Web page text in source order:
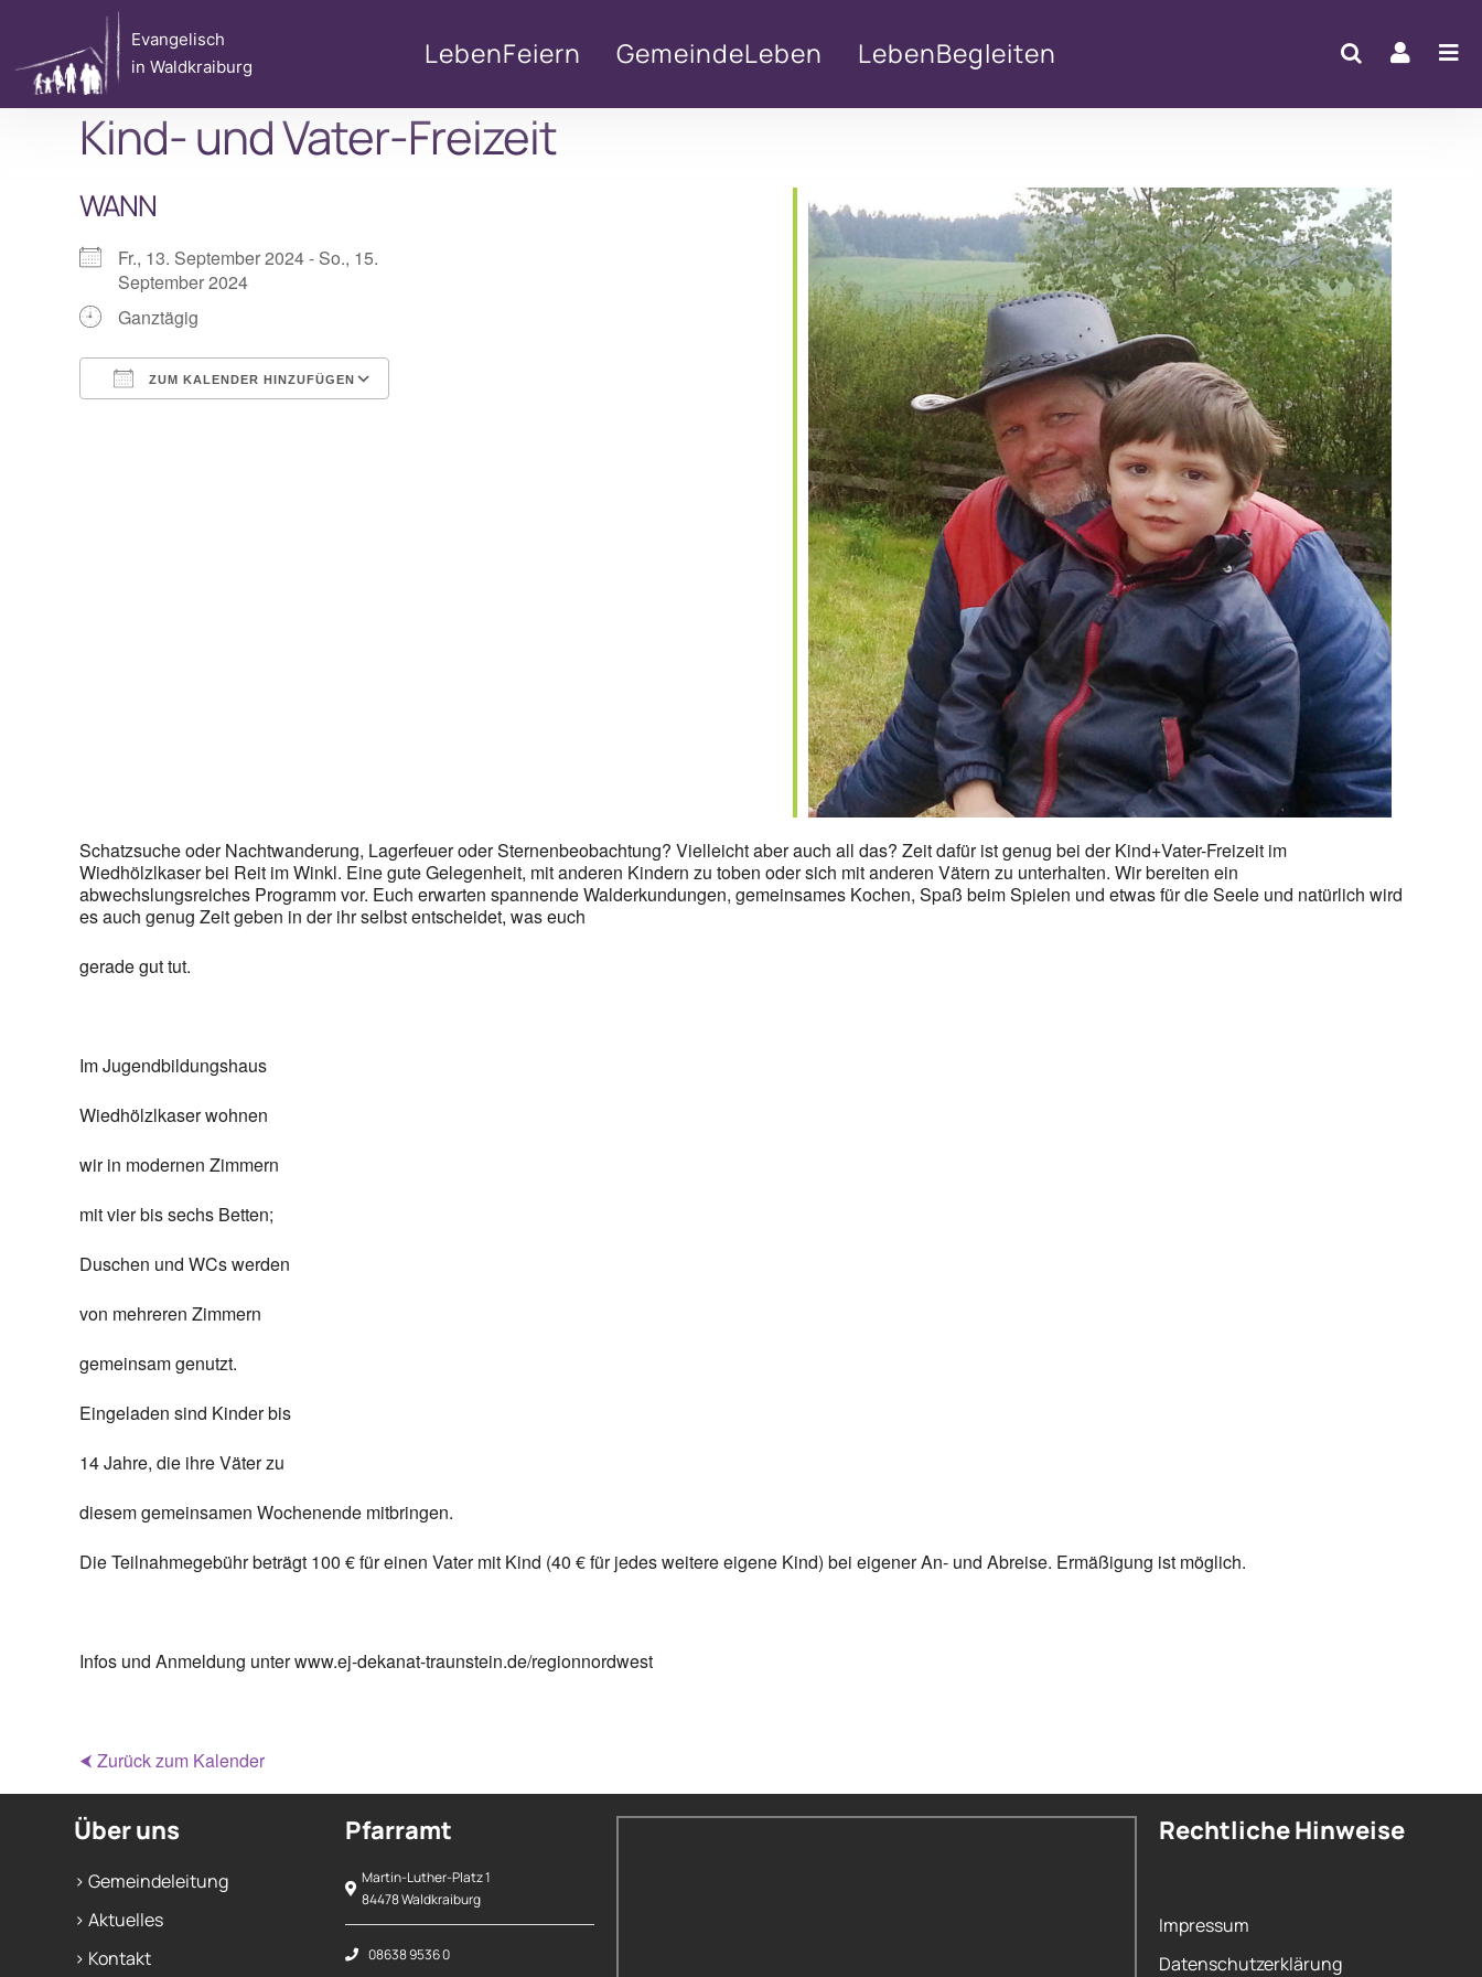
springen
Evangelisch
in Waldkraiburg
LebenFeiern GemeindeLeben LebenBegleiten
Kind- und Vater-Freizeit
WANN
Fr., 13. September 2024 - So., 15.
September 2024
Ganztägig
ZUM KALENDER HINZUFÜGEN
Office 365 Outlook Live
Schatzsuche oder Nachtwanderung, Lagerfeuer oder Sternenbeobachtung? Vielleicht aber auch all das? Zeit dafür ist genug bei der Kind+Vater-Freizeit im
Wiedhölzlkaser bei Reit im Winkl. Eine gute Gelegenheit, mit anderen Kindern zu toben oder sich mit anderen Vätern zu unterhalten. Wir bereiten ein
abwechslungsreiches Programm vor. Euch erwarten spannende Walderkundungen, gemeinsames Kochen, Spaß beim Spielen und etwas für die Seele und natürlich wird
es auch genug Zeit geben in der ihr selbst entscheidet, was euch
gerade gut tut.
Im Jugendbildungshaus
Wiedhölzlkaser wohnen
wir in modernen Zimmern
mit vier bis sechs Betten;
Duschen und WCs werden
von mehreren Zimmern
gemeinsam genutzt.
Eingeladen sind Kinder bis
14 Jahre, die ihre Väter zu
diesem gemeinsamen Wochenende mitbringen.
Die Teilnahmegebühr beträgt 100 € für einen Vater mit Kind (40 € für jedes weitere eigene Kind) bei eigener An- und Abreise. Ermäßigung ist möglich.
Infos und Anmeldung unter www.ej-dekanat-traunstein.de/regionnordwest
⮜ Zurück zum Kalender
Über uns
> Gemeindeleitung
> Aktuelles
> Kontakt
Pfarramt
Martin-Luther-Platz 1
84478 Waldkraiburg
08638 9536 0
Rechtliche Hinweise
Impressum
Datenschutzerklärung